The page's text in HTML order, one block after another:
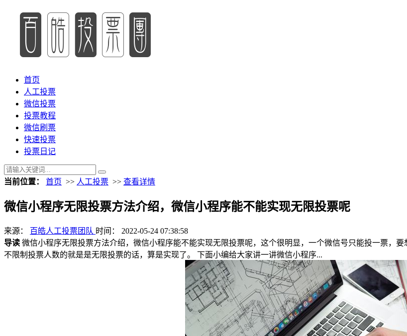
首页
人工投票
微信投票
投票教程
微信刷票
快速投票
投票日记
当前位置： 首页 >> 人工投票 >> 查看详情
微信小程序无限投票方法介绍，微信小程序能不能实现无限投票呢
来源： 百皓人工投票团队 时间： 2022-05-24 07:38:58
导读 微信小程序无限投票方法介绍，微信小程序能不能实现无限投票呢，这个很明显，一个微信号只能投一票，
不限制投票人数的就是是无限投票的话，算是实现了。 下面小编给大家讲一讲微信小程序...